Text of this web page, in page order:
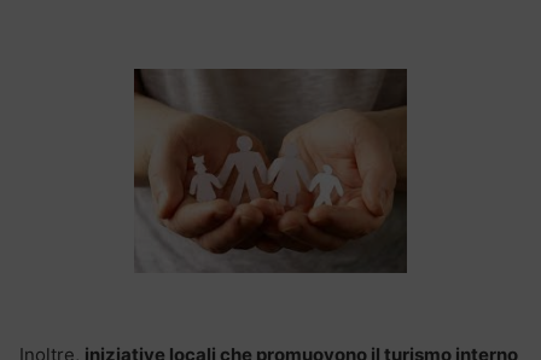
Inoltre, iniziative locali che promuovono il turismo interno